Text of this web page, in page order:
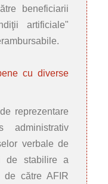
beneficiarii
artificiale"
cu diverse
reprezentare
verbale de
de stabilire a
de către AFIR